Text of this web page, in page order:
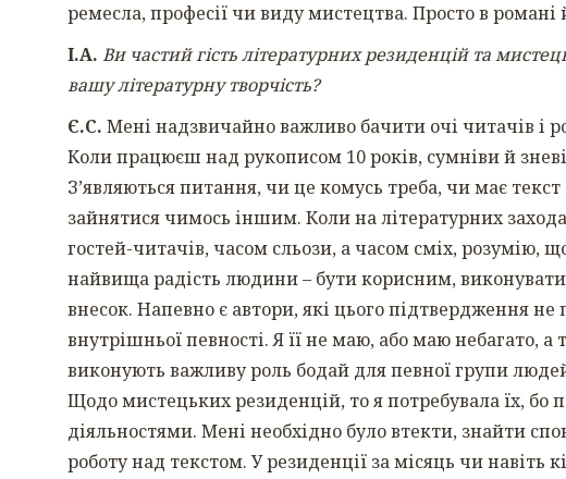
ремесла, професії чи виду мистецтва. Просто в
І.А. Ви частий гість літературних резиденцій та
вашу літературну творчість?
Є.С. Мені надзвичайно важливо бачити очі читачів і
Коли працюєш над рукописом 10 років, сумніви й
З’являються питання, чи це комусь треба, чи має
зайнятися чимось іншим. Коли на літературних
гостей-читачів, часом сльози, а часом сміх, розумію,
найвища радість людини – бути корисним, виконувати
внесок. Напевно є автори, які цього підтвердження
внутрішньої певності. Я її не маю, або маю небагато,
виконують важливу роль бодай для певної групи
Щодо мистецьких резиденцій, то я потребувала їх, бо
діяльностями. Мені необхідно було втекти, знайти
роботу над текстом. У резиденції за місяць чи навіть